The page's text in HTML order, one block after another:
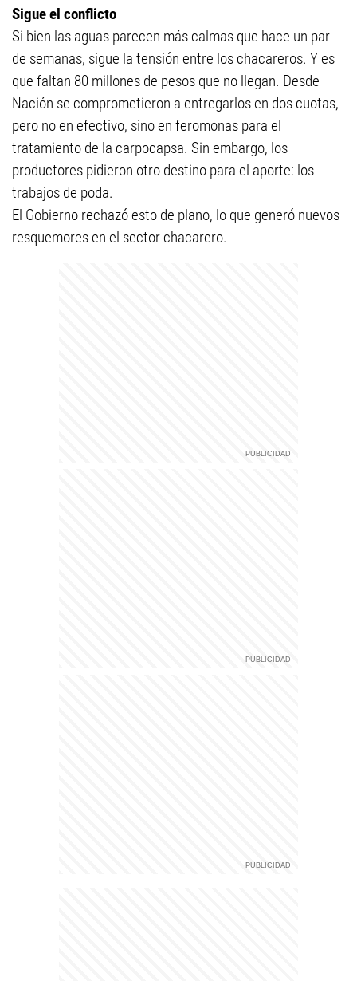
Sigue el conflicto
Si bien las aguas parecen más calmas que hace un par
de semanas, sigue la tensión entre los chacareros. Y es
que faltan 80 millones de pesos que no llegan. Desde
Nación se comprometieron a entregarlos en dos cuotas,
pero no en efectivo, sino en feromonas para el
tratamiento de la carpocapsa. Sin embargo, los
productores pidieron otro destino para el aporte: los
trabajos de poda.
El Gobierno rechazó esto de plano, lo que generó nuevos
resquemores en el sector chacarero.